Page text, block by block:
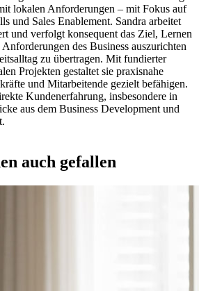
lokalen Anforderungen – mit Fokus auf
und Sales Enablement. Sandra arbeitet
und verfolgt konsequent das Ziel, Lernen
des Business auszurichten
zu übertragen. Mit fundierter
Projekten gestaltet sie praxisnahe
und Mitarbeitende gezielt befähigen.
Kundenerfahrung, insbesondere in
aus dem Business Development und
auch gefallen